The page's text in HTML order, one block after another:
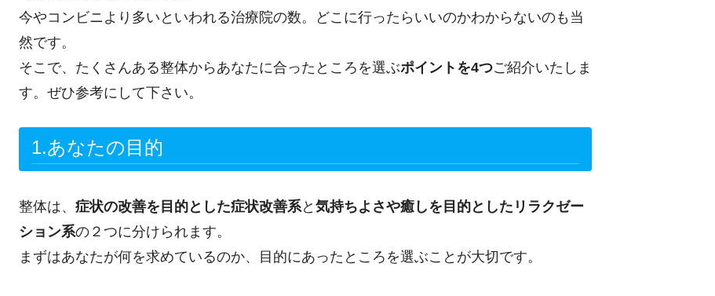
今やコンビニより多いといわれる治療院の数。どこに行ったらいいのかわからないのも当
然です。
そこで、たくさんある整体からあなたに合ったところを選ぶポイントを4つご紹介いたしま
す。ぜひ参考にして下さい。
1.あなたの 目的
整体は、 症状の改善を目的とした症状改善系と 気持ちよさや癒しを目的としたリラクゼー
ション系の２つに分けられます。
まずはあなたが何を求めているのか、目的にあったところを選ぶことが大切です。